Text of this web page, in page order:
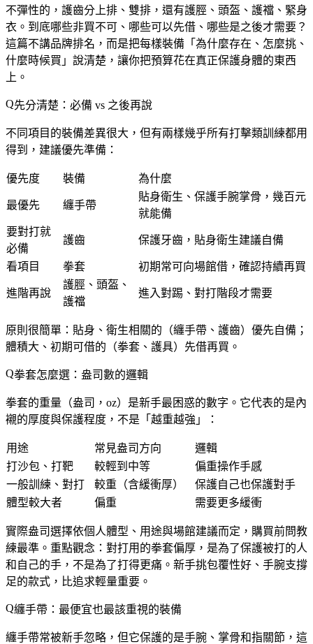
不彈性的，護齒分上排、雙排，還有護脛、頭盔、護襠、緊身
衣。到底哪些非買不可、哪些可以先借、哪些是之後才需要？
這篇不講品牌排名，而是把每樣裝備「為什麼存在、怎麼挑、
什麼時候買」說清楚，讓你把預算花在真正保護身體的東西
上。
先分清楚：必備 vs 之後再說
不同項目的裝備差異很大，但有兩樣幾乎所有打擊類訓練都用
得到，建議優先準備：
優先度 裝備 為什麼
最優先 纏手帶
貼身衛生、保護手腕掌骨，幾百元
就能備
要對打就
必備
護齒 保護牙齒，貼身衛生建議自備
看項目 拳套 初期常可向場館借，確認持續再買
進階再說
護脛、頭盔、
護襠
進入對踢、對打階段才需要
原則很簡單： 貼身、衛生相關的（纏手帶、護齒）優先自備；
體積大、初期可借的（拳套、護具）先借再買。
拳套怎麼選：盎司數的邏輯
拳套的重量（盎司，oz）是新手最困惑的數字。它代表的是內
襯的厚度與保護程度，不是「越重越強」：
用途 常見盎司方向
邏輯
打沙包、打靶
較輕到中等
偏重操作手感
一般訓練、對打
較重（含緩衝厚）
保護自己也保護對手
體型較大者
偏重 需要更多緩衝
實際盎司選擇依個人體型、用途與場館建議而定，購買前問教
練最準。重點觀念： 對打用的拳套偏厚，是為了保護被打的人
和自己的手 ，不是為了打得更痛。新手挑包覆性好、手腕支撐
足的款式，比追求輕量重要。
纏手帶：最便宜也最該重視的裝備
纏手帶常被新手忽略，但它保護的是手腕、掌骨和指關節，這